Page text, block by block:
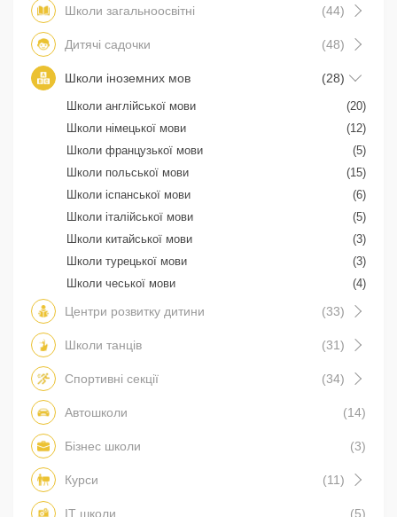
Школи загальноосвітні (44)
Дитячі садочки (48)
Школи іноземних мов (28)
Школи англійської мови
(20)
Школи німецької мови
(12)
Школи французької мови
(5)
Школи польської мови
(15)
Школи іспанської мови
(6)
Школи італійської мови
(5)
Школи китайської мови
(3)
Школи турецької мови
(3)
Школи чеської мови
(4)
Центри розвитку дитини (33)
Школи танців (31)
Спортивні секції (34)
Автошколи (14)
Бізнес школи (3)
Курси (11)
IT школи (5)